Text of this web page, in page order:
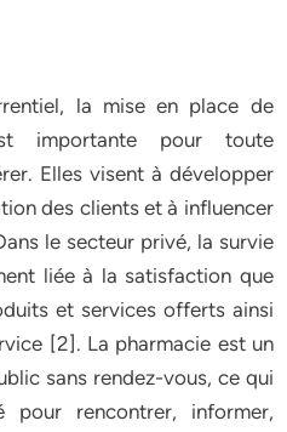
la mise en place de
importante pour toute
Elles visent à développer
des clients et à influencer
le secteur privé, la survie
liée à la satisfaction que
et services offerts ainsi
[2]. La pharmacie est un
sans rendez-vous, ce qui
rencontrer, informer,